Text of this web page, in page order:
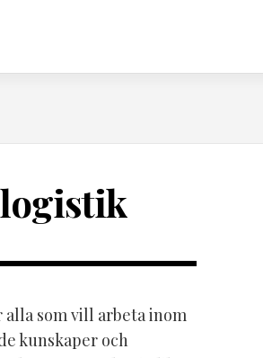
som vill arbeta inom
kunskaper och